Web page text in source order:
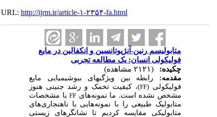
URL:http://ijrm.ir/article-۱-۲۳۵۴-fa.html
متابولیسم رنین-آنژیوتانسین و انکفالین در مایع
فولیکولی انسان: یک مطالعه تجربی
چکیده:
مقدمه:
رابطه بین ویژگی­های بیوشیمیایی مایع
فولیکولی ( FF)، کیفیت تخمک و رشد جنینی هنوز
مشخص نشده است. ما نمونه‌هایFFبا مشخصات
متابولیک طبیعی را با نمونه‌هایی با ناهنجاری‌های
متابولیکی مقایسه کردیم تا نشانگرهای زیستی